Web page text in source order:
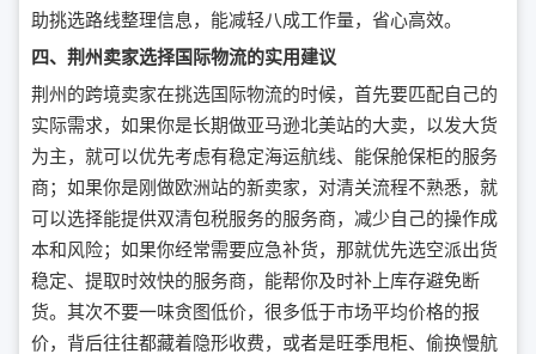
助挑选路线整理信息，能减轻八成工作量，省心高效。
四、荆州卖家选择国际物流的实用建议
荆州的跨境卖家在挑选国际物流的时候，首先要匹配自己的
实际需求，如果你是长期做亚马逊北美站的大卖，以发大货
为主，就可以优先考虑有稳定海运航线、能保舱保柜的服务
商；如果你是刚做欧洲站的新卖家，对清关流程不熟悉，就
可以选择能提供双清包税服务的服务商，减少自己的操作成
本和风险；如果你经常需要应急补货，那就优先选空派出货
稳定、提取时效快的服务商，能帮你及时补上库存避免断
货。其次不要一味贪图低价，很多低于市场平均价格的报
价，背后往往都藏着隐形收费，或者是旺季甩柜、偷换慢航